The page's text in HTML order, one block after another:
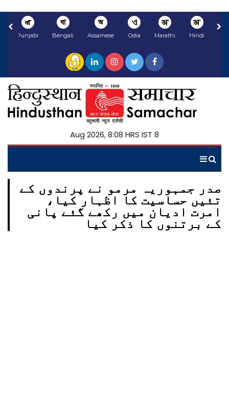
अ
Hindi
अ
Marathi
ଏ
Odia
অ
Assamese
বা
Bengali
ਅ
Punjabi
8 Aug 2026, 8:08 HRS IST
صدر جمہوریہ مرمو نے پرندوں کے
تئیں حساسیت کا اظہار کیا،
امرت ادیان میں رکھے گئے پانی
کے برتنوں کا ذکر کیا